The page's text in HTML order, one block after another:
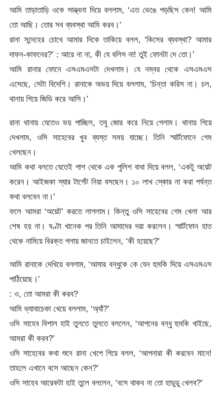
আমি তাড়াতাড়ি ওকে সান্ত্বনা দিয়ে বললাম, ‘এত ভেঙে পড়ছিস কেন! আমি
তো আছি। তোর সব ব্যবস্থা আমি করব।’
রানা সন্দেহের চোখে আমার দিকে তাকিয়ে বলল, ‘কিসের ব্যবস্থা? আমার
দাফন-কাফনের?’ : আরে না না, কী যে বলিস না! তুই ফোনটা দে তো।’
আমি রানার ফোনে এসএমএসটা দেখলাম। যে নম্বর থেকে এসএমএস
এসেছে, সেটা বিদেশি। রানাকে অভয় দিয়ে বললাম, ‘চিন্তা করিস না। চল,
থানায় গিয়ে জিডি করে আসি।’
রানা থানায় যেতেও ভয় পাচ্ছিল, তবু জোর করে নিয়ে গেলাম। থানায় গিয়ে
দেখলাম, ওসি সাহেবের খুব ব্যস্ত সময় যাচ্ছে। তিনি স্মার্টফোনে গেম
খেলছেন।
আমি কথা বলতে যেতেই পাশ থেকে এক পুলিশ বাধা দিয়ে বলল, ‘একটু অয়েট
করেন। আইজকা স্যার টার্গেট নিয়া বসছেন। ১০ লাখ স্কোর না করা পর্যন্ত
কথা বলবেন না।’
ফলে আমরা ‘অয়েট’ করতে লাগলাম। কিন্তু ওসি সাহেবের গেম খেলা আর
শেষ হয় না। ঘণ্টা খানেক পর তিনি আমাদের দয়া করলেন। স্মার্টফোন হাত
থেকে নামিয়ে বিরক্ত গলায় জানতে চাইলেন, ‘কী হয়েছে?’
আমি রানাকে দেখিয়ে বললাম, ‘আমার বন্ধুকে কে যেন হুমকি দিয়ে এসএমএস
পাঠিয়েছে।’
: ও, তো আমরা কী করব?
আমি ভ্যাবাচেকা খেয়ে বললাম, ‘অ্যাঁ?’
ওসি সাহেব বিশাল হাই তুলতে তুলতে বললেন, ‘আপনের বন্ধু হুমকি খাইছে,
আমরা কী করব?’
ওসি সাহেবের কথা শুনে রানা খেপে গিয়ে বলল, ‘আপনারা কী করবেন মানে!
তাহলে এখানে বসে আছেন কেন?’
ওসি সাহেব আরেকটা হাই তুলে বললেন, ‘বসে থাকব না তো হাডুডু খেলব?’